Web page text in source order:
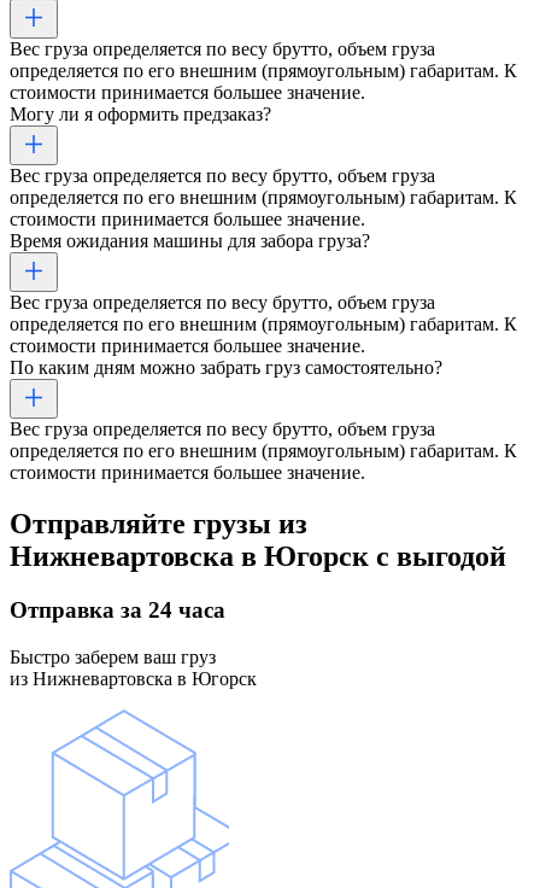
Вес груза определяется по весу брутто, объем груза
определяется по его внешним (прямоугольным) габаритам. К
стоимости принимается большее значение.
Могу ли я оформить предзаказ?
Вес груза определяется по весу брутто, объем груза
определяется по его внешним (прямоугольным) габаритам. К
стоимости принимается большее значение.
Время ожидания машины для забора груза?
Вес груза определяется по весу брутто, объем груза
определяется по его внешним (прямоугольным) габаритам. К
стоимости принимается большее значение.
По каким дням можно забрать груз самостоятельно?
Вес груза определяется по весу брутто, объем груза
определяется по его внешним (прямоугольным) габаритам. К
стоимости принимается большее значение.
Отправляйте грузы из
Нижневартовска в Югорск с выгодой
Отправка за 24 часа
Быстро заберем ваш груз
из Нижневартовска в Югорск